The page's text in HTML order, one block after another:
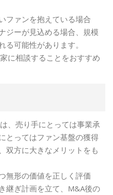
ファンを抱えている場合
ジーが見込める場合、規模
可能性があります。
に相談することをおすすめ
、売り手にとっては事業承
とってはファン基盤の獲得
双方に大きなメリットをも
無形の価値を正しく評価
継ぎ計画を立て、M&A後の